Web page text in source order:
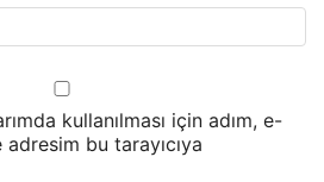
kullanılması için adım, e-
bu tarayıcıya